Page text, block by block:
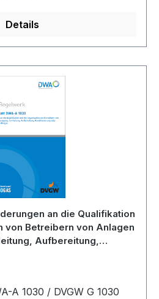
Details
an die Qualifikation
von Betreibern von Anlagen
Aufbereitung,
A 1030 / DVGW G 1030